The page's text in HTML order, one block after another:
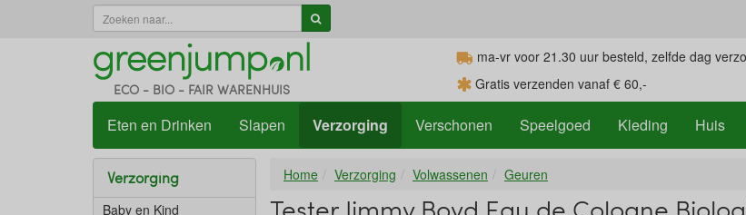
ECO - BIO - FAIR WARENHUIS
ma-vr voor 21.30 uur besteld, zelfde dag
Gratis verzenden vanaf € 60,-
Eten en Drinken Slapen Verzorging Verschonen Speelgoed Kleding Huis
Verzorging
Baby en Kind
Home Verzorging Volwassenen Geuren